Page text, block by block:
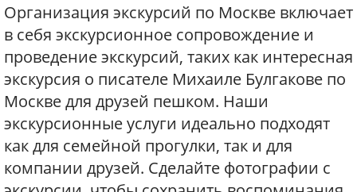
Организация экскурсий по Москве включает
в себя экскурсионное сопровождение и
проведение экскурсий, таких как интересная
экскурсия о писателе Михаиле Булгакове по
Москве для друзей пешком. Наши
экскурсионные услуги идеально подходят
как для семейной прогулки, так и для
компании друзей. Сделайте фотографии с